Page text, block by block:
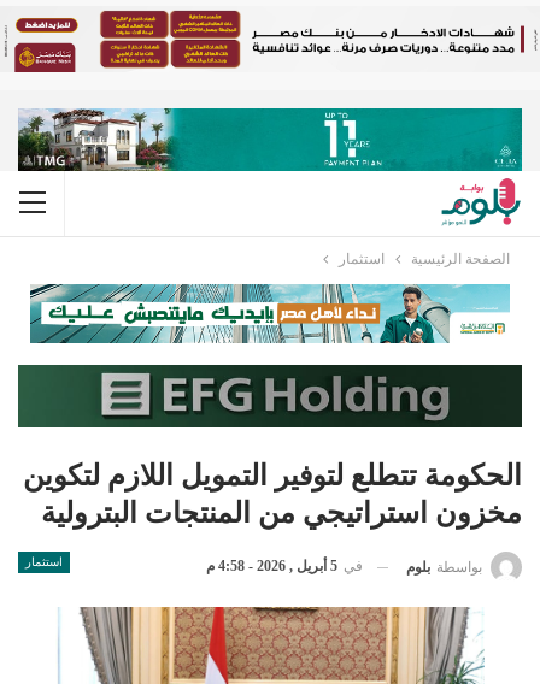
الصفحة الرئيسية استثمار
الحكومة تتطلع لتوفير التمويل اللازم لتكوين
مخزون استراتيجي من المنتجات البترولية
استثمار بواسطة بلوم في 5 أبريل , 2026 - 4:58 م